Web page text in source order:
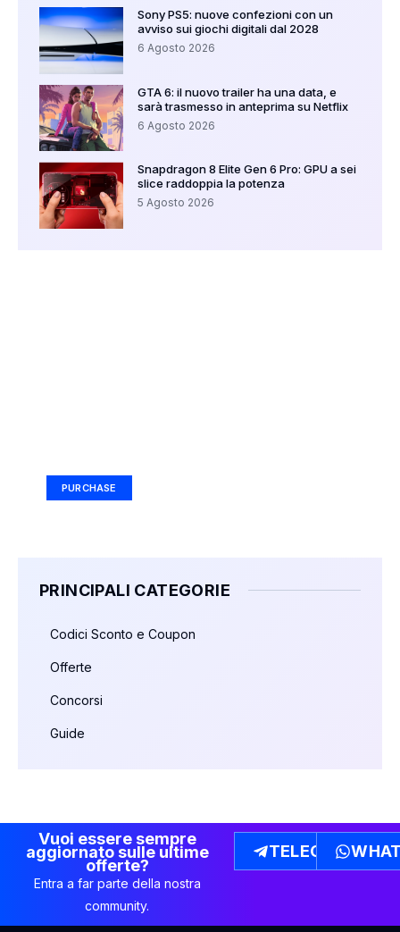
Sony PS5: nuove confezioni con un
avviso sui giochi digitali dal 2028
6 Agosto 2026
GTA 6: il nuovo trailer ha una data, e
sarà trasmesso in anteprima su Netflix
6 Agosto 2026
Snapdragon 8 Elite Gen 6 Pro: GPU a sei
slice raddoppia la potenza
5 Agosto 2026
PURCHASE
PRINCIPALI CATEGORIE
Codici Sconto e Coupon
Offerte
Concorsi
Guide
Vuoi essere sempre
aggiornato sulle ultime
offerte?
Entra a far parte della nostra
community.
TELEGRAM